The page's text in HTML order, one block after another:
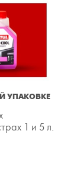
УПАКОВКЕ
1 и 5 л.